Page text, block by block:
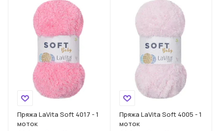
Пряжа LaVita Soft 4017 - 1
моток
Пряжа LaVita Soft 4005 - 1
моток